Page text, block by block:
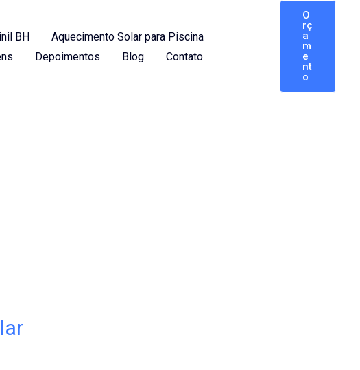
BH
Aquecimento Solar para Piscina
Depoimentos Blog Contato
O
rç
a
m
e
nt
o